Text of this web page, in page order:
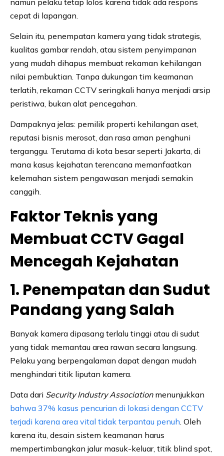
cepat di lapangan.
Selain itu, penempatan kamera yang tidak strategis,
kualitas gambar rendah, atau sistem penyimpanan
yang mudah dihapus membuat rekaman kehilangan
nilai pembuktian. Tanpa dukungan tim keamanan
terlatih, rekaman CCTV seringkali hanya menjadi arsip
peristiwa, bukan alat pencegahan.
Dampaknya jelas: pemilik properti kehilangan aset,
reputasi bisnis merosot, dan rasa aman penghuni
terganggu. Terutama di kota besar seperti Jakarta, di
mana kasus kejahatan terencana memanfaatkan
kelemahan sistem pengawasan menjadi semakin
canggih.
Faktor Teknis yang
Membuat CCTV Gagal
Mencegah Kejahatan
1. Penempatan dan Sudut
Pandang yang Salah
Banyak kamera dipasang terlalu tinggi atau di sudut
yang tidak memantau area rawan secara langsung.
Pelaku yang berpengalaman dapat dengan mudah
menghindari titik liputan kamera.
Data dari Security Industry Associationmenunjukkan
bahwa 37% kasus pencurian di lokasi dengan CCTV
terjadi karena area vital tidak terpantau penuh . Oleh
karena itu, desain sistem keamanan harus
mempertimbangkan jalur masuk-keluar, titik blind spot,